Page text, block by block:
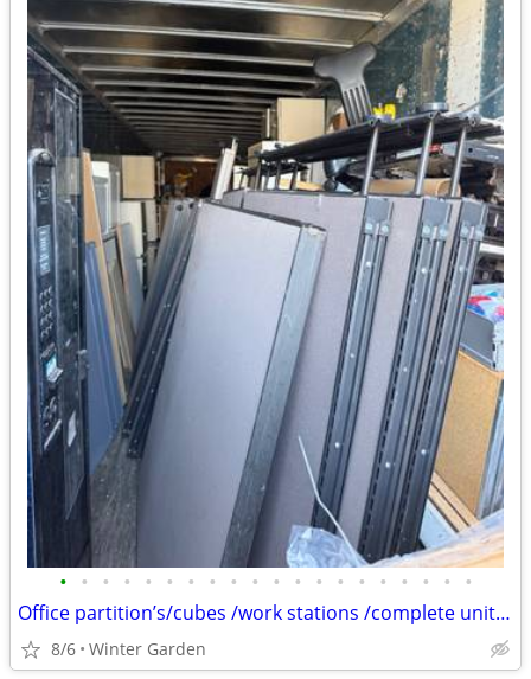
• • • • • • • • • • • • • • • • • • • •
Office partition’s/cubes /work stations /complete units. /all sizes
8/6 Winter Garden